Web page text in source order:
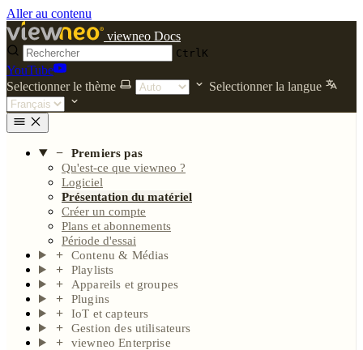
Aller au contenu
viewneo Docs
CtrlK
YouTube
Selectionner le thème
Selectionner la langue
Premiers pas
Qu'est-ce que viewneo ?
Logiciel
Présentation du matériel
Créer un compte
Plans et abonnements
Période d'essai
Contenu & Médias
Playlists
Appareils et groupes
Plugins
IoT et capteurs
Gestion des utilisateurs
viewneo Enterprise